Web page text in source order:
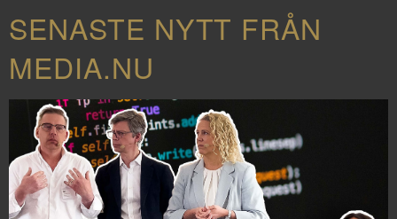
SENASTE NYTT FRÅN
MEDIA.NU